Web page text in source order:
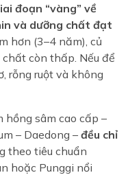
đoạn “vàng” về
và dưỡng chất đạt
hơn (3–4 năm), củ
còn thấp. Nếu để
rỗng ruột và không
sâm cao cấp –
– Daedong – đều chỉ
theo tiêu chuẩn
hoặc Punggi nổi